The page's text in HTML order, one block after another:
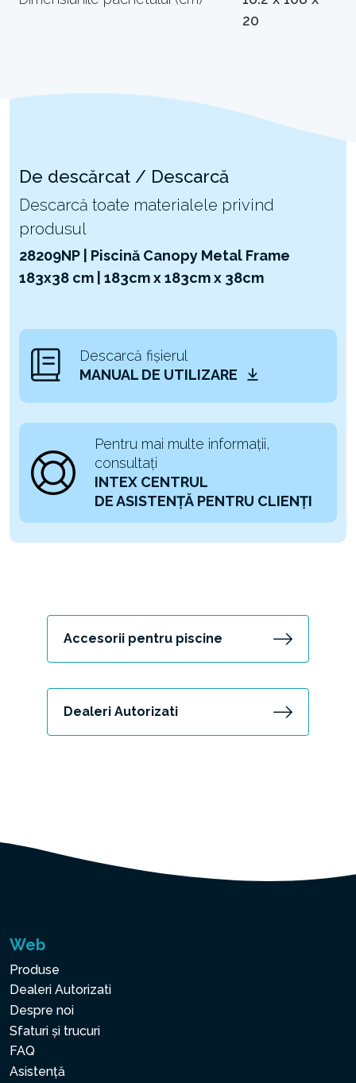
20
De descărcat / Descarcă
Descarcă toate materialele privind
produsul
28209NP | Piscină Canopy Metal Frame
183x38 cm | 183cm x 183cm x 38cm
Descarcă fișierul
MANUAL DE UTILIZARE
Pentru mai multe informații,
consultați
INTEX CENTRUL
DE ASISTENȚĂ PENTRU CLIENȚI
Accesorii pentru piscine
Dealeri Autorizati
Web
Produse
Dealeri Autorizati
Despre noi
Sfaturi și trucuri
FAQ
Asistență